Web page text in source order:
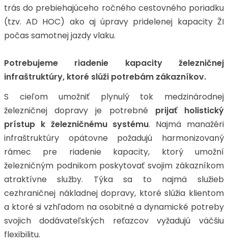
trás do prebiehajúceho ročného cestovného poriadku
(tzv. AD HOC) ako aj úpravy pridelenej kapacity ŽI
počas samotnej jazdy vlaku.
Potrebujeme riadenie kapacity železničnej
infraštruktúry, ktoré slúži potrebám zákazníkov.
S cieľom umožniť plynulý tok medzinárodnej
železničnej dopravy je potrebné prijať holistický
prístup k železničnému systému. Najmä manažéri
infraštruktúry opätovne požadujú harmonizovaný
rámec pre riadenie kapacity, ktorý umožní
železničným podnikom poskytovať svojim zákazníkom
atraktívne služby. Týka sa to najmä služieb
cezhraničnej nákladnej dopravy, ktoré slúžia klientom
a ktoré si vzhľadom na osobitné a dynamické potreby
svojich dodávateľských reťazcov vyžadujú väčšiu
flexibilitu.